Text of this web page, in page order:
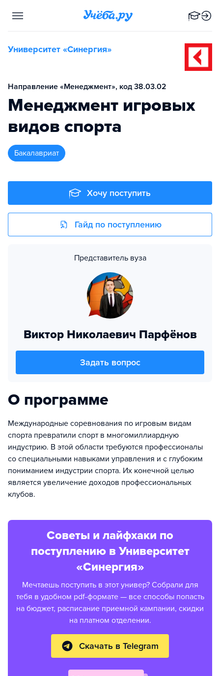
Университет «Синергия»
Направление «Менеджмент», код 38.03.02
Менеджмент игровых
видов спорта
бакалавриат
Хочу поступить
Гайд по поступлению
Представитель вуза
Виктор Николаевич Парфёнов
Задать вопрос
О программе
Международные соревнования по игровым видам
спорта превратили спорт в многомиллиардную
индустрию. В этой области требуются профессионалы
со специальными навыками управления и с глубоким
пониманием индустрии спорта. Их конечной целью
является увеличение доходов профессиональных
клубов.
Советы и лайфхаки по
поступлению в Университет
«Синергия»
Мечтаешь поступить в этот универ? Собрали для
тебя в удобном pdf-формате — все способы попасть
на бюджет, расписание приемной кампании, скидки
на платном отделении.
Скачать в Telegram